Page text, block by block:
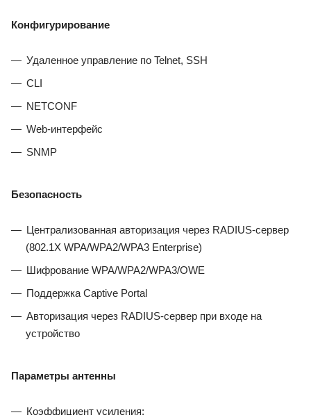
Конфигурирование
Удаленное управление по Telnet, SSH
CLI
NETCONF
Web-интерфейс
SNMP
Безопасность
Централизованная авторизация через RADIUS-сервер
(802.1X WPA/WPA2/WPA3 Enterprise)
Шифрование WPA/WPA2/WPA3/OWE
Поддержка Captive Portal
Авторизация через RADIUS-сервер при входе на
устройство
Параметры антенны
Коэффициент усиления: